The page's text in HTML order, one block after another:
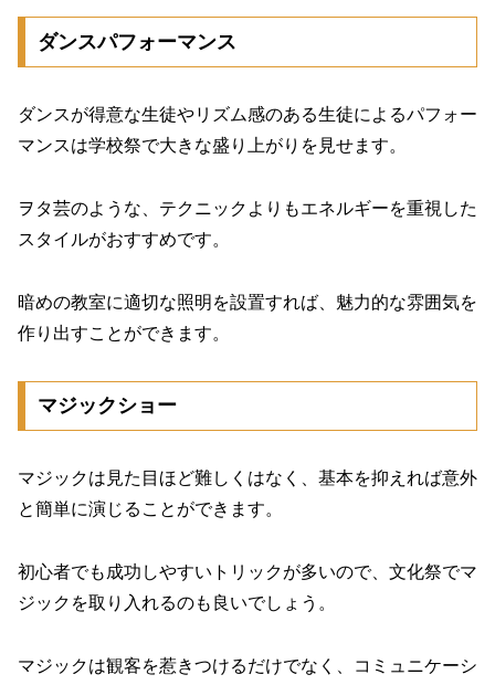
ダンスパフォーマンス
ダンスが得意な生徒やリズム感のある生徒によるパフォー
マンスは学校祭で大きな盛り上がりを見せます。
ヲタ芸のような、テクニックよりもエネルギーを重視した
スタイルがおすすめです。
暗めの教室に適切な照明を設置すれば、魅力的な雰囲気を
作り出すことができます。
マジックショー
マジックは見た目ほど難しくはなく、基本を抑えれば意外
と簡単に演じることができます。
初心者でも成功しやすいトリックが多いので、文化祭でマ
ジックを取り入れるのも良いでしょう。
マジックは観客を惹きつけるだけでなく、コミュニケーシ